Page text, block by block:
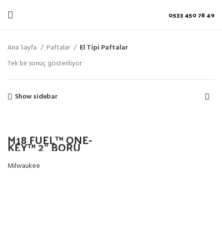
0533 450 78 49
Ana Sayfa Paftalar
El Tipi Paftalar
Tek bir sonuç gösteriliyor
Show sidebar
M18 FUEL™ ONE-
KEY™ 2“ BORU
PAFTASI M18 FPT2-
0
Milwaukee